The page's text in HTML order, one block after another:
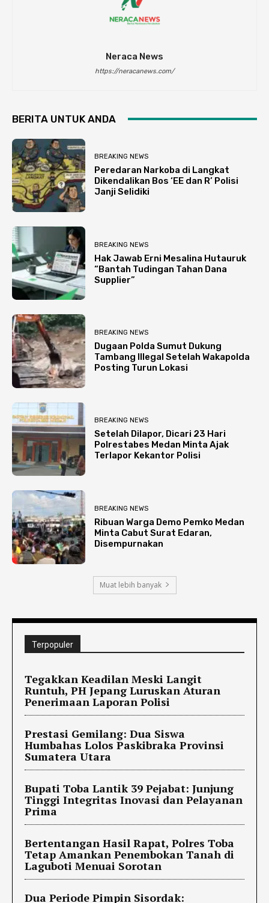
Neraca News
https://neracanews.com/
BERITA UNTUK ANDA
BREAKING NEWS
Peredaran Narkoba di Langkat
Dikendalikan Bos ‘EE dan R’ Polisi
Janji Selidiki
BREAKING NEWS
Hak Jawab Erni Mesalina Hutauruk
“Bantah Tudingan Tahan Dana
Supplier”
BREAKING NEWS
Dugaan Polda Sumut Dukung
Tambang Illegal Setelah Wakapolda
Posting Turun Lokasi
BREAKING NEWS
Setelah Dilapor, Dicari 23 Hari
Polrestabes Medan Minta Ajak
Terlapor Kekantor Polisi
BREAKING NEWS
Ribuan Warga Demo Pemko Medan
Minta Cabut Surat Edaran,
Disempurnakan
Muat lebih banyak
Terpopuler
Tegakkan Keadilan Meski Langit
Runtuh, PH Jepang Luruskan Aturan
Penerimaan Laporan Polisi
Prestasi Gemilang: Dua Siswa
Humbahas Lolos Paskibraka Provinsi
Sumatera Utara
Bupati Toba Lantik 39 Pejabat: Junjung
Tinggi Integritas Inovasi dan Pelayanan
Prima
Bertentangan Hasil Rapat, Polres Toba
Tetap Amankan Penembokan Tanah di
Laguboti Menuai Sorotan
Dua Periode Pimpin Sisordak: